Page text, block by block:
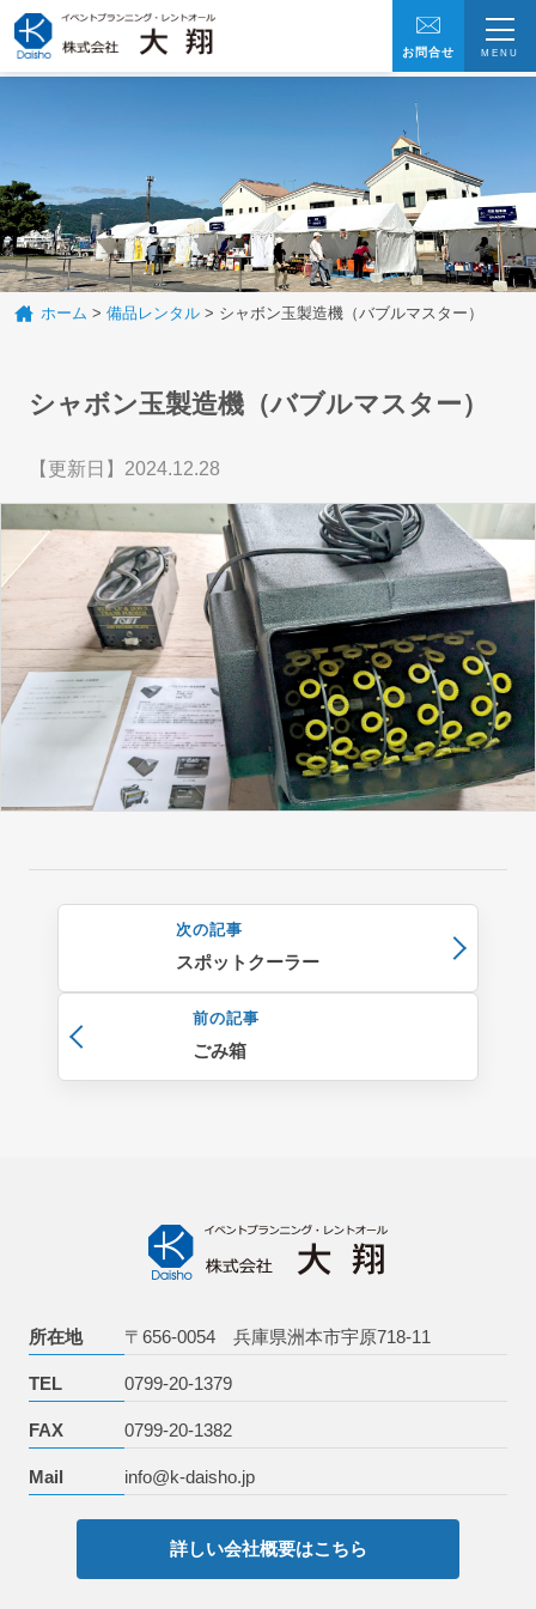
お問合せ MENU
トップ
イベント
式典・地鎮祭・セレモニー
サイン制作・施工
サイン施工
備品レンタル
ホーム > 備品レンタル > シャボン玉製造機（バブルマスター）
シャボン玉製造機（バブルマスター）
【更新日】2024.12.28
次の記事
スポットクーラー
前の記事
ごみ箱
所在地 〒656-0054 兵庫県洲本市宇原718-11
TEL 0799-20-1379
FAX 0799-20-1382
Mail info@k-daisho.jp
詳しい会社概要はこちら